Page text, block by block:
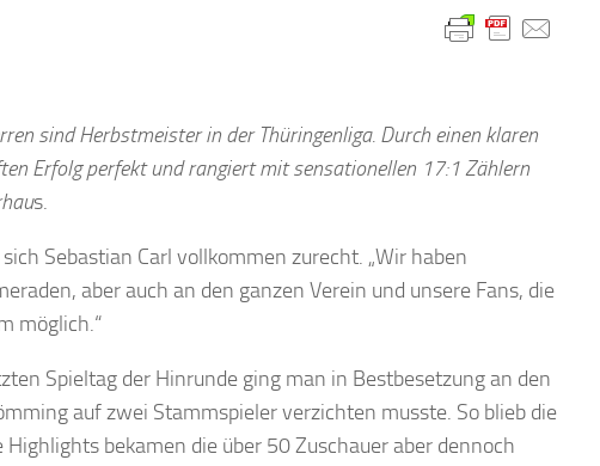
sind Herbstmeister in der Thüringenliga. Durch einen klaren
Erfolg perfekt und rangiert mit sensationellen 17:1 Zählern
s.
Sebastian Carl vollkommen zurecht. „Wir haben
aber auch an den ganzen Verein und unsere Fans, die
möglich.“
Spieltag der Hinrunde ging man in Bestbesetzung an den
auf zwei Stammspieler verzichten musste. So blieb die
bekamen die über 50 Zuschauer aber dennoch